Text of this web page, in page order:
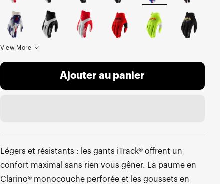
View More
Ajouter au panier
Légers et résistants : les gants iTrack® offrent un
confort maximal sans rien vous gêner. La paume en
Clarino® monocouche perforée et les goussets en